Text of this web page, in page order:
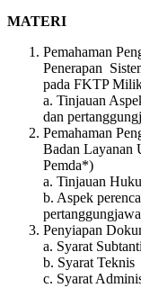
MATERI
Pemahaman
Penerapan
pada FKTP
a. Tinjauan
dan
Pemahaman
Badan
Pemda*)
a. Tinjauan
b. Aspek
Penyiapan
a. Syarat
b. Syarat Teknis
c. Syarat